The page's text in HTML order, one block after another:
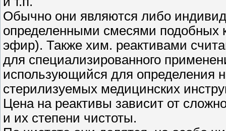
Обычно они являются либо
определенными смесями подобных
эфир). Также хим. реактивами
для специализированного
использующийся для определения
стерилизуемых медицинских
Цена на реактивы зависит от
и их степени чистоты.